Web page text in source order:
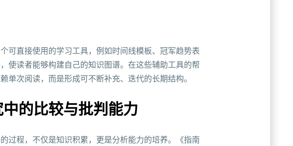
可直接使用的学习工具，例如时间线模板、冠军趋势表
使读者能够构建自己的知识图谱。在这些辅助工具的帮
单次阅读，而是形成可不断补充、迭代的长期结构。
的比较与批判能力
过程，不仅是知识积累，更是分析能力的培养。《指南